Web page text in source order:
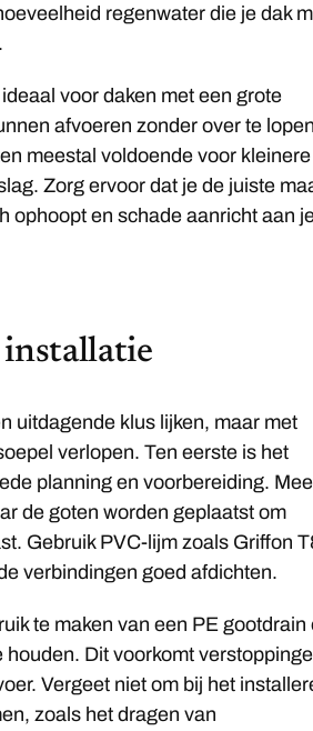
regenwater die je dak
voor daken met een grote
afvoeren zonder over te
meestal voldoende voor kleinere
Zorg ervoor dat je de juiste
ophoopt en schade aanricht aan
installatie
uitdagende klus lijken, maar met
verlopen. Ten eerste is het
planning en voorbereiding.
de goten worden geplaatst om
Gebruik PVC-lijm zoals Griffon
verbindingen goed afdichten.
te maken van een PE gootdrain
Dit voorkomt
Vergeet niet om bij het
zoals het dragen van